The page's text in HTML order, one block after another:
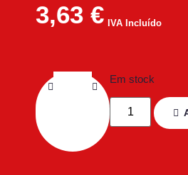
3,63 € IVA Incluído
Em stock